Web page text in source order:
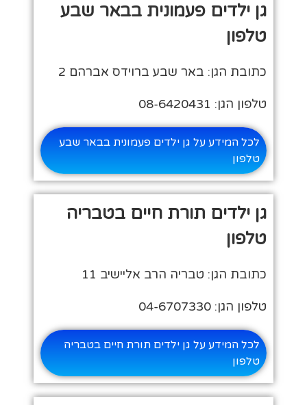
גן ילדים פעמונית בבאר שבע
טלפון
כתובת הגן: באר שבע ברוידס אברהם 2
טלפון הגן: 08-6420431
לכל המידע על גן ילדים פעמונית בבאר שבע
טלפון
גן ילדים תורת חיים בטבריה
טלפון
כתובת הגן: טבריה הרב אליישיב 11
טלפון הגן: 04-6707330
לכל המידע על גן ילדים תורת חיים בטבריה
טלפון